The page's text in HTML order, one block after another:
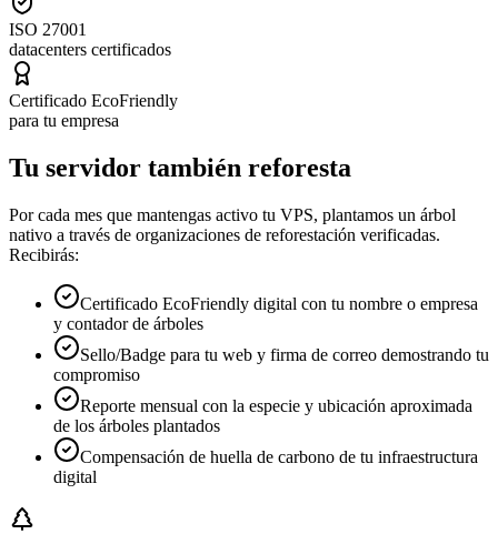
ISO 27001
datacenters certificados
Certificado EcoFriendly
para tu empresa
Tu servidor también reforesta
Por cada mes que mantengas activo tu VPS, plantamos un árbol
nativo a través de organizaciones de reforestación verificadas.
Recibirás:
Certificado EcoFriendly digital con tu nombre o empresa
y contador de árboles
Sello/Badge para tu web y firma de correo demostrando tu
compromiso
Reporte mensual con la especie y ubicación aproximada
de los árboles plantados
Compensación de huella de carbono de tu infraestructura
digital